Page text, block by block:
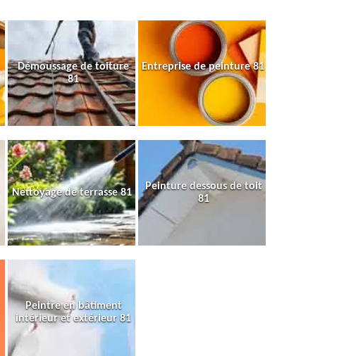
Démoussage de toiture
81
Entreprise de peinture 81
Nettoyage de terrasse 81
Peinture dessous de toit
81
Peintre en bâtiment
intérieur et extérieur 81